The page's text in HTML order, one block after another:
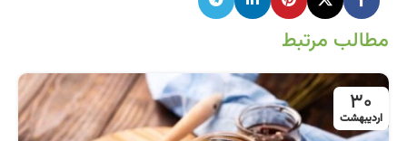
مطالب مرتبط
30
اردیبهشت